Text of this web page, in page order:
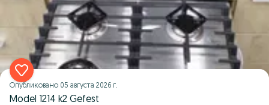
Опубликовано 05 августа 2026 г.
Model 1214 k2 Gefest